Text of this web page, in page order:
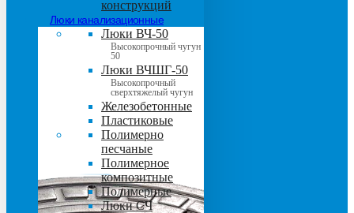
конструкций
Люки канализационные
Люки ВЧ-50
Высокопрочный чугун
50
Люки ВЧШГ-50
Высокопрочный
сверхтяжелый чугун
Железобетонные
Пластиковые
Полимерно
песчаные
Полимерное
композитные
Полимерные
Люки СЧ